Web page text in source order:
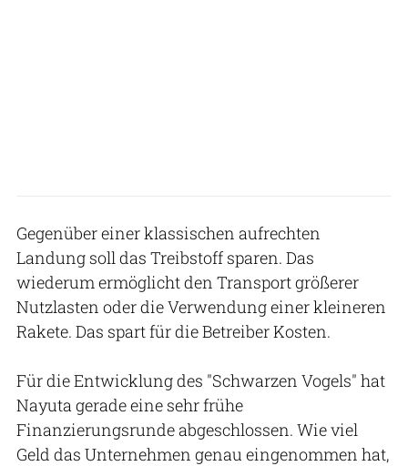
Gegenüber einer klassischen aufrechten
Landung soll das Treibstoff sparen. Das
wiederum ermöglicht den Transport größerer
Nutzlasten oder die Verwendung einer kleineren
Rakete. Das spart für die Betreiber Kosten.
Für die Entwicklung des "Schwarzen Vogels" hat
Nayuta gerade eine sehr frühe
Finanzierungsrunde abgeschlossen. Wie viel
Geld das Unternehmen genau eingenommen hat,